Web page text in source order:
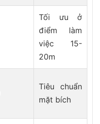
Tối ưu ở
điểm làm
việc 15-
20m
Tiêu chuẩn
mặt bích